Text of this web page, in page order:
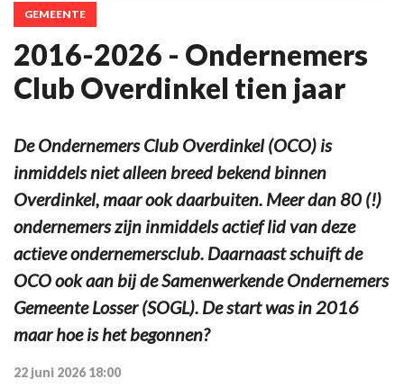
GEMEENTE
2016-2026 - Ondernemers
Club Overdinkel tien jaar
De Ondernemers Club Overdinkel (OCO) is
inmiddels niet alleen breed bekend binnen
Overdinkel, maar ook daarbuiten. Meer dan 80 (!)
ondernemers zijn inmiddels actief lid van deze
actieve ondernemersclub. Daarnaast schuift de
OCO ook aan bij de Samenwerkende Ondernemers
Gemeente Losser (SOGL). De start was in 2016
maar hoe is het begonnen?
22 juni 2026 18:00